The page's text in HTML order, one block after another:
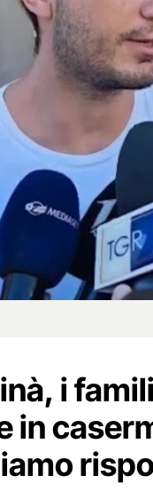
i
in